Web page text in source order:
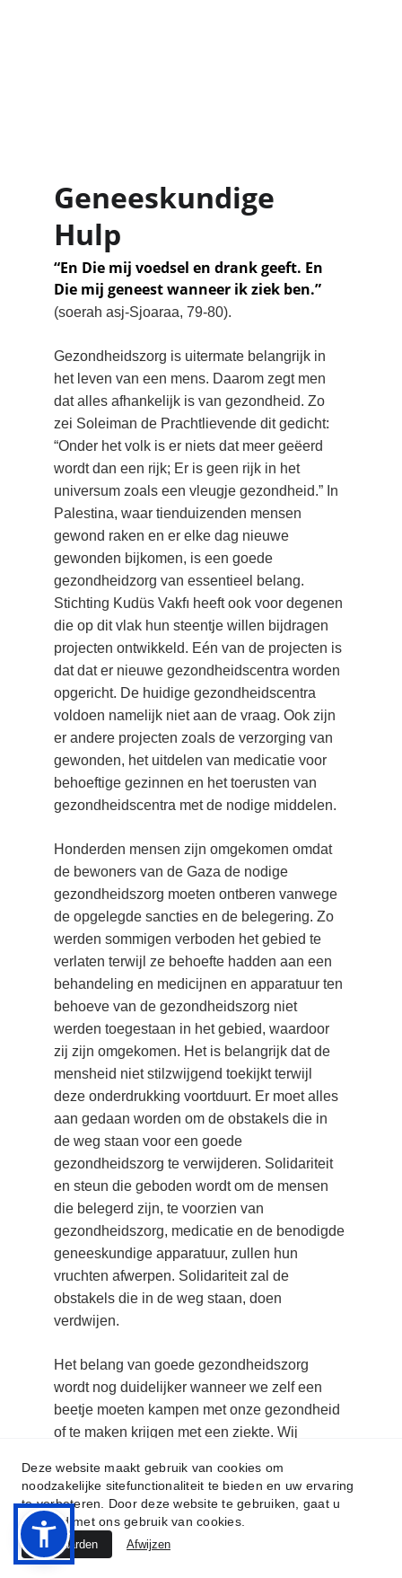
Geneeskundige
Hulp
“En Die mij voedsel en drank geeft. En
Die mij geneest wanneer ik ziek ben.”
(soerah asj-Sjoaraa, 79-80).
Gezondheidszorg is uitermate belangrijk in
het leven van een mens. Daarom zegt men
dat alles afhankelijk is van gezondheid. Zo
zei Soleiman de Prachtlievende dit gedicht:
“Onder het volk is er niets dat meer geëerd
wordt dan een rijk; Er is geen rijk in het
universum zoals een vleugje gezondheid.” In
Palestina, waar tienduizenden mensen
gewond raken en er elke dag nieuwe
gewonden bijkomen, is een goede
gezondheidzorg van essentieel belang.
Stichting Kudüs Vakfı heeft ook voor degenen
die op dit vlak hun steentje willen bijdragen
projecten ontwikkeld. Eén van de projecten is
dat dat er nieuwe gezondheidscentra worden
opgericht. De huidige gezondheidscentra
voldoen namelijk niet aan de vraag. Ook zijn
er andere projecten zoals de verzorging van
gewonden, het uitdelen van medicatie voor
behoeftige gezinnen en het toerusten van
gezondheidscentra met de nodige middelen.
Honderden mensen zijn omgekomen omdat
de bewoners van de Gaza de nodige
gezondheidszorg moeten ontberen vanwege
de opgelegde sancties en de belegering. Zo
werden sommigen verboden het gebied te
verlaten terwijl ze behoefte hadden aan een
behandeling en medicijnen en apparatuur ten
behoeve van de gezondheidszorg niet
werden toegestaan in het gebied, waardoor
zij zijn omgekomen. Het is belangrijk dat de
mensheid niet stilzwijgend toekijkt terwijl
deze onderdrukking voortduurt. Er moet alles
aan gedaan worden om de obstakels die in
de weg staan voor een goede
gezondheidszorg te verwijderen. Solidariteit
en steun die geboden wordt om de mensen
die belegerd zijn, te voorzien van
gezondheidszorg, medicatie en de benodigde
geneeskundige apparatuur, zullen hun
vruchten afwerpen. Solidariteit zal de
obstakels die in de weg staan, doen
verdwijen.
Het belang van goede gezondheidszorg
wordt nog duidelijker wanneer we zelf een
beetje moeten kampen met onze gezondheid
of te maken krijgen met een ziekte. Wij
we veel aan hechten, ook erg belangrijk is
voor onze broeders en zusters die onterecht
worden belegerd in Palestina. Wij moeten
ons uiterste best doen om hen te voorzien
van goede gezondheidszorg.
Deze website maakt gebruik van cookies om
noodzakelijke sitefunctionaliteit te bieden en uw ervaring
te verbeteren. Door deze website te gebruiken, gaat u
akkoord met ons gebruik van cookies.
Aanvaarden Afwijzen